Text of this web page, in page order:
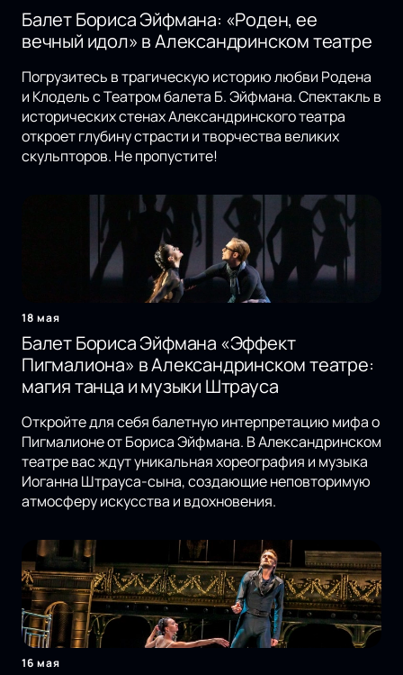
Балет Бориса Эйфмана: «Роден, ее
вечный идол» в Александринском театре
Погрузитесь в трагическую историю любви Родена
и Клодель с Театром балета Б. Эйфмана. Спектакль в
исторических стенах Александринского театра
откроет глубину страсти и творчества великих
скульпторов. Не пропустите!
18 мая
Балет Бориса Эйфмана «Эффект
Пигмалиона» в Александринском театре:
магия танца и музыки Штрауса
Откройте для себя балетную интерпретацию мифа о
Пигмалионе от Бориса Эйфмана. В Александринском
театре вас ждут уникальная хореография и музыка
Иоганна Штрауса-сына, создающие неповторимую
атмосферу искусства и вдохновения.
16 мая